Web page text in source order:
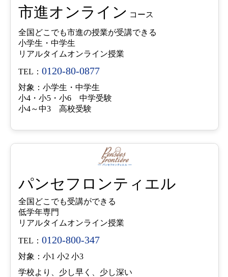
市進オンライン コース
全国どこでも市進の授業が受講できる
小学生・中学生
リアルタイムオンライン授業
TEL： 0120-80-0877
対象：小学生・中学生
小4・小5・小6 中学受験
小4～中3 高校受験
パンセフロンティエル
全国どこでも受講ができる
低学年専門
リアルタイムオンライン授業
TEL： 0120-800-347
対象：小1 小2 小3
学校より、少し早く、少し深い